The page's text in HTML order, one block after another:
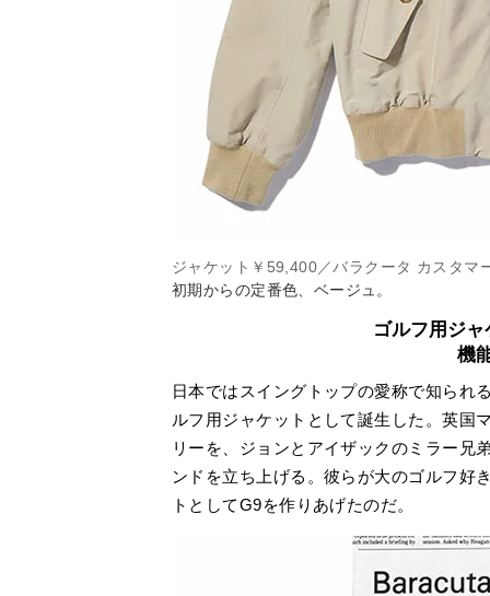
ジャケット￥59,400／バラクータ カスタマ
初期からの定番色、ベージュ。
ゴルフ用ジ
機
日本ではスイングトップの愛称で知られ
ルフ用ジャケットとして誕生した。英国
リーを、ジョンとアイザックのミラー兄
ンドを立ち上げる。彼らが大のゴルフ好
トとしてG9を作りあげたのだ。